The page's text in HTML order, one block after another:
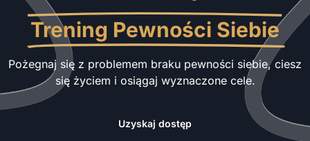
Trening Pewności Siebie
Pożegnaj się z problemem braku pewności siebie, ciesz
się życiem i osiągaj wyznaczone cele.
Uzyskaj dostęp